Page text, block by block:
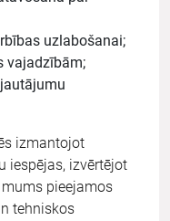
uzlabošanai;
vajadzībām;
izmantojot
iespējas, izvērtējot
pieejamos
tehniskos